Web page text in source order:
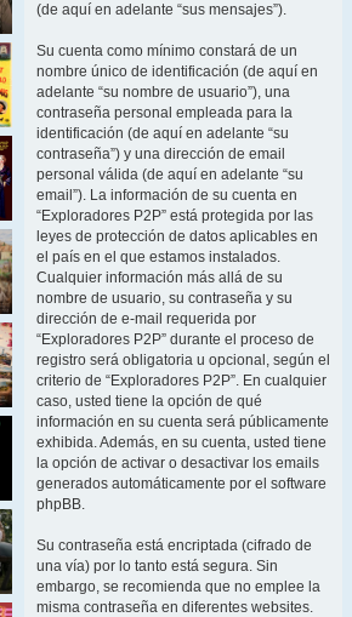
(de aquí en adelante “sus mensajes”).
Su cuenta como mínimo constará de un
nombre único de identificación (de aquí en
adelante “su nombre de usuario”), una
contraseña personal empleada para la
identificación (de aquí en adelante “su
contraseña”) y una dirección de email
personal válida (de aquí en adelante “su
email”). La información de su cuenta en
“Exploradores P2P” está protegida por las
leyes de protección de datos aplicables en
el país en el que estamos instalados.
Cualquier información más allá de su
nombre de usuario, su contraseña y su
dirección de e-mail requerida por
“Exploradores P2P” durante el proceso de
registro será obligatoria u opcional, según el
criterio de “Exploradores P2P”. En cualquier
caso, usted tiene la opción de qué
información en su cuenta será públicamente
exhibida. Además, en su cuenta, usted tiene
la opción de activar o desactivar los emails
generados automáticamente por el software
phpBB.
Su contraseña está encriptada (cifrado de
una vía) por lo tanto está segura. Sin
embargo, se recomienda que no emplee la
misma contraseña en diferentes websites.